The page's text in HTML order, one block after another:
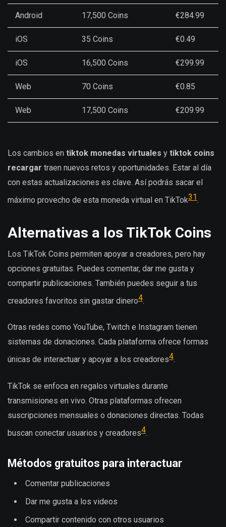
Android 17,500 Coins €284.99
iOS 35 Coins €0.49
iOS 16,500 Coins €299.99
Web 70 Coins €0.85
Web 17,500 Coins €209.99
Los cambios en tiktok monedas virtuales y tiktok coins
recargar traen nuevos retos y oportunidades. Estar al día
con estas actualizaciones es clave. Así podrás sacar el
máximo provecho de esta moneda virtual en TikTok31.
Alternativas a los TikTok Coins
Los TikTok Coins permiten apoyar a creadores, pero hay
opciones gratuitas. Puedes comentar, dar me gusta y
compartir publicaciones. También puedes seguir a tus
creadores favoritos sin gastar dinero4.
Otras redes como YouTube, Twitch e Instagram tienen
sistemas de donaciones. Cada plataforma ofrece formas
únicas de interactuar y apoyar a los creadores4.
TikTok se enfoca en regalos virtuales durante
transmisiones en vivo. Otras plataformas ofrecen
suscripciones mensuales o donaciones directas. Todas
buscan conectar usuarios y creadores4.
Métodos gratuitos para interactuar
Comentar publicaciones
Dar me gusta a los videos
Compartir contenido con otros usuarios